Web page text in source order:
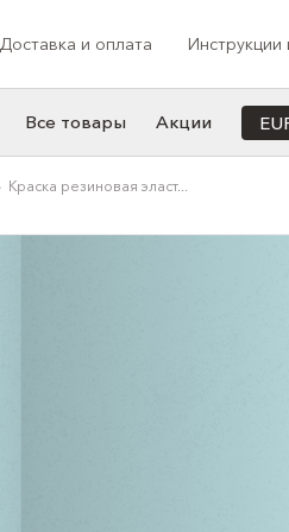
Доставка и оплата Инструкции
Коллекции цвета
Акцентные
Все товары Акции
Краска резиновая эласт...